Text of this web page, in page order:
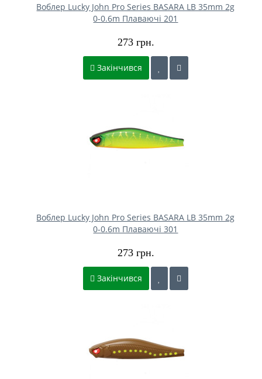
Воблер Lucky John Pro Series BASARA LB 35mm 2g
0-0.6m Плаваючі 201
273 грн.
Закінчився
Воблер Lucky John Pro Series BASARA LB 35mm 2g
0-0.6m Плаваючі 301
273 грн.
Закінчився